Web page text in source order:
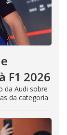
F1 2026
da Audi sobre
da categoria